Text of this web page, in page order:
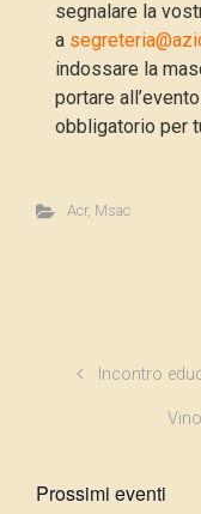
segnalare la
a
indossare la
portare
obbligatorio per
Acr, Msac
Incontro
Prossimi eventi